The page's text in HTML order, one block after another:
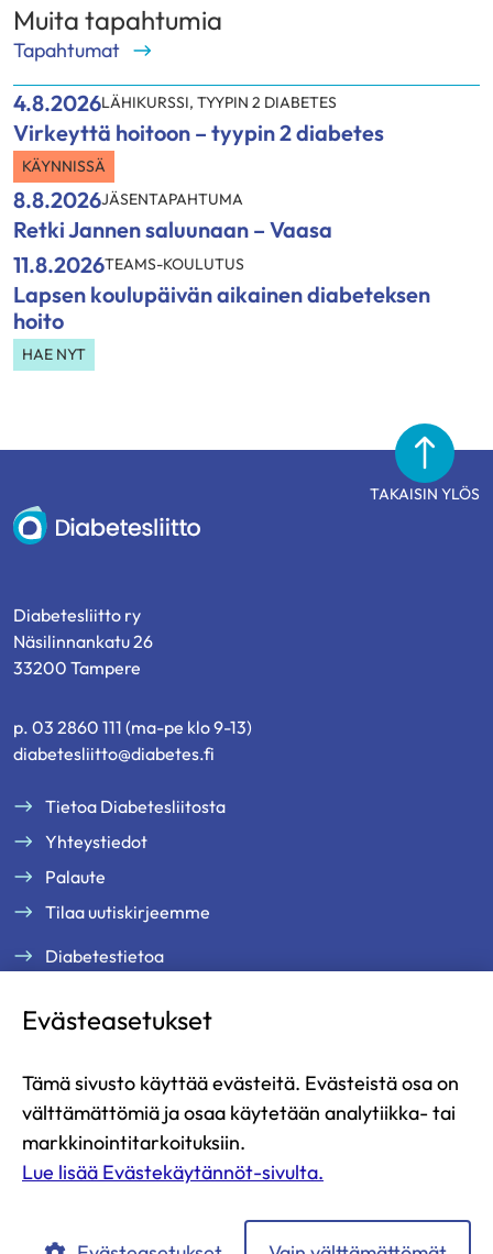
Muita tapahtumia
Tapahtumat
4.8.2026LÄHIKURSSI, TYYPIN 2 DIABETES
Virkeyttä hoitoon – tyypin 2 diabetes
KÄYNNISSÄ
8.8.2026JÄSENTAPAHTUMA
Retki Jannen saluunaan – Vaasa
11.8.2026TEAMS-KOULUTUS
Lapsen koulupäivän aikainen diabeteksen
hoito
HAE NYT
TAKAISIN YLÖS
Diabetesliitto
Diabetesliitto ry
Näsilinnankatu 26
33200 Tampere
p. 03 2860 111 (ma-pe klo 9-13)
diabetesliitto@diabetes.fi
Tietoa Diabetesliitosta
Yhteystiedot
Palaute
Tilaa uutiskirjeemme
Diabetestietoa
Jäsenille
Ajankohtaista
Yritysyhteistyö ja kumppanuus
Lahjoita
Evästeasetukset
Tämä sivusto käyttää evästeitä. Evästeistä osa on
välttämättömiä ja osaa käytetään analytiikka- tai
markkinointitarkoituksiin.
Lue lisää Evästekäytännöt-sivulta.